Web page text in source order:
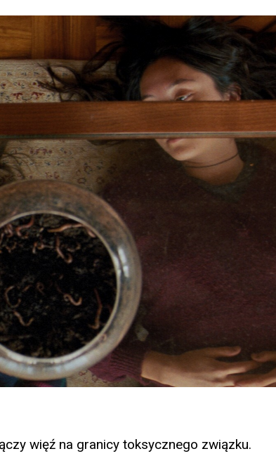
więź na granicy toksycznego związku.